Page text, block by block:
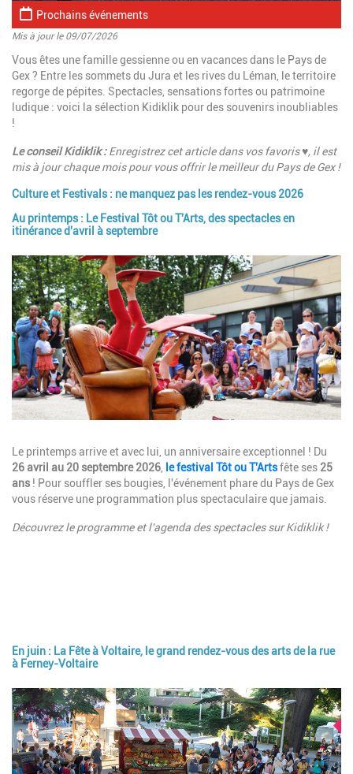
Prochains événements
Mis à jour le 09/07/2026
Introduction
Vous êtes une famille gessienne ou en vacances dans le Pays de
Gex ? Entre les sommets du Jura et les rives du Léman, le territoire
regorge de pépites. Spectacles, sensations fortes ou patrimoine
ludique : voici la sélection Kidiklik pour des souvenirs inoubliables
!
Le conseil Kidiklik :Enregistrez cet article dans vos favoris ♥, il est
mis à jour chaque mois pour vous offrir le meilleur du Pays de Gex !
Paragraphes
Culture et Festivals : ne manquez pas les rendez-vous 2026
Au printemps : Le Festival Tôt ou T'Arts, des spectacles en
itinérance d'avril à septembre
Image
Description
Le printemps arrive et avec lui, un anniversaire exceptionnel ! Du
26 avril au 20 septembre 2026
le festival Tôt ou T'Artsfête ses 25
ans ! Pour souffler ses bougies, l'événement phare du Pays de Gex
vous réserve une programmation plus spectaculaire que jamais.
Découvrez le programme et l'agenda des spectacles sur Kidiklik !
En juin : La Fête à Voltaire, le grand rendez-vous des arts de la rue
à Ferney-Voltaire
Image